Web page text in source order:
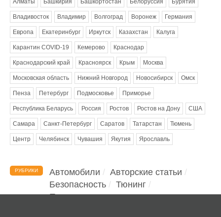
Владивосток Владимир Волгоград Воронеж Германия
Европа Екатеринбург Иркутск Казахстан Калуга
Карантин COVID-19 Кемерово Краснодар
Краснодарский край Красноярск Крым Москва
Московская область Нижний Новгород Новосибирск Омск
Пенза Петербург Подмосковье Приморье
Республика Беларусь Россия Ростов Ростов на Дону США
Самара Санкт-Петербург Саратов Татарстан Тюмень
Центр Челябинск Чувашия Якутия Ярославль
РУБРИКИ Автомобили
Авторские статьи
Безопасность
Тюнинг
Помощь водителю